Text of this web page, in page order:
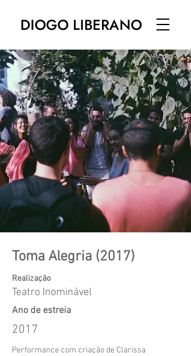
DIOGO LIBERANO
Toma Alegria (2017)
Realização
Teatro Inominável
Ano de estreia
2017
Performance com criação de Clarissa